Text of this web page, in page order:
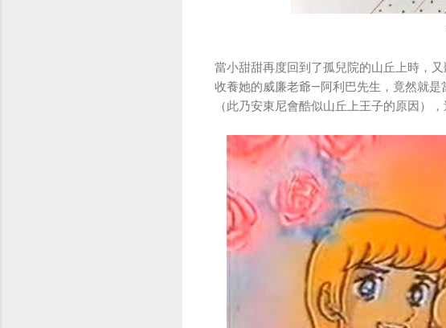
當小甜甜再度回到了孤兒院的山丘上時，
收養她的威廉老爺—阿利巴先生，竟然就
（此乃安東尼會酷似山丘上王子的原因）